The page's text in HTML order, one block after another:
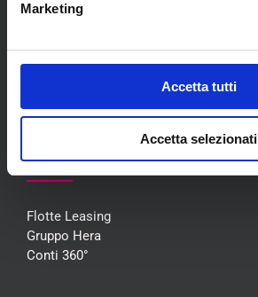
Marketing
Accetta tutti
Accetta selezionati
Blog
COLLABORAZIONI
Flotte Leasing
Gruppo Hera
Conti 360°